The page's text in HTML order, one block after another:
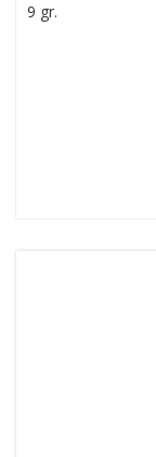
9 gr.